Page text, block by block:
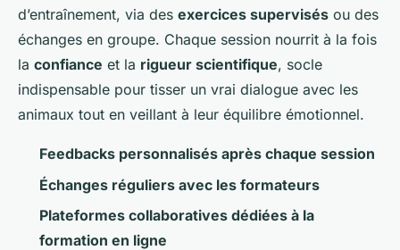
d’entraînement, via des exercices supervisés ou des
échanges en groupe. Chaque session nourrit à la fois
la confiance et la rigueur scientifique, socle
indispensable pour tisser un vrai dialogue avec les
animaux tout en veillant à leur équilibre émotionnel.
Feedbacks personnalisés après chaque session
Échanges réguliers avec les formateurs
Plateformes collaboratives dédiées à la
formation en ligne